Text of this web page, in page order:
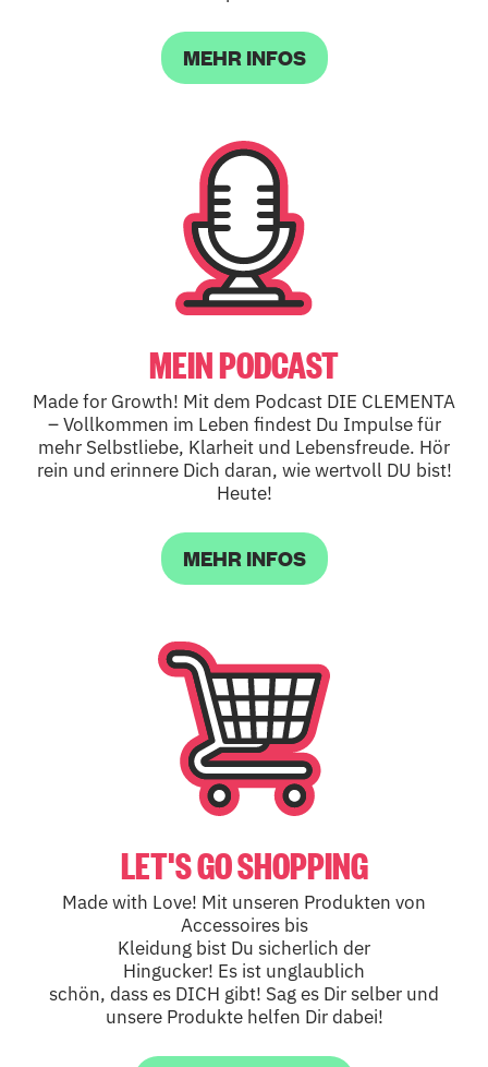
MEHR INFOS
MEIN PODCAST
Made for Growth! Mit dem Podcast DIE CLEMENTA
– Vollkommen im Leben findest Du Impulse für
mehr Selbstliebe, Klarheit und Lebensfreude. Hör
rein und erinnere Dich daran, wie wertvoll DU bist!
Heute!
MEHR INFOS
LET'S GO SHOPPING
Made with Love! Mit unseren Produkten von
Accessoires bis
Kleidung bist Du sicherlich der
Hingucker! Es ist unglaublich
schön, dass es DICH gibt! Sag es Dir selber und
unsere Produkte helfen Dir dabei!